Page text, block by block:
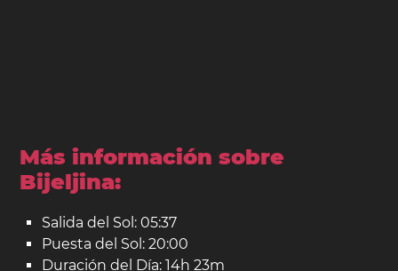
Más información sobre
Bijeljina:
Salida del Sol: 05:37
Puesta del Sol: 20:00
Duración del Día: 14h 23m